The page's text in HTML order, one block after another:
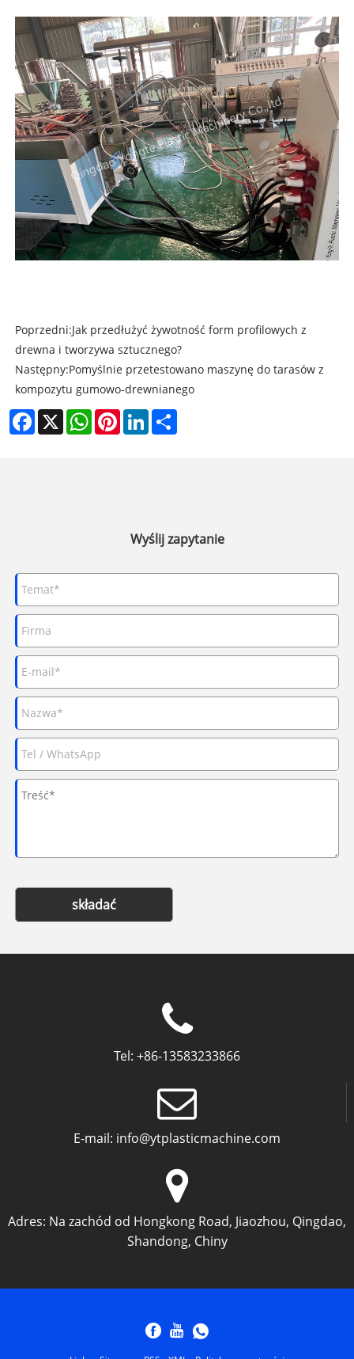
Poprzedni:Jak przedłużyć żywotność form profilowych z
drewna i tworzywa sztucznego?
Następny:Pomyślnie przetestowano maszynę do tarasów z
kompozytu gumowo-drewnianego
Facebook
X WhatsAppPinterestLinkedIn
Wyślij zapytanie
składać
Tel: +86-13583233866
E-mail: info@ytplasticmachine.com
Adres: Na zachód od Hongkong Road, Jiaozhou, Qingdao,
Shandong, Chiny